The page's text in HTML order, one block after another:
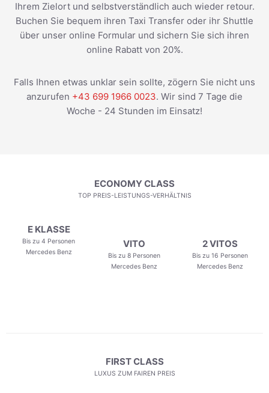
Ihrem Zielort und selbstverständlich auch wieder retour.
Buchen Sie bequem ihren Taxi Transfer oder ihr Shuttle
über unser online Formular und sichern Sie sich ihren
online Rabatt von 20%.
Falls Ihnen etwas unklar sein sollte, zögern Sie nicht uns
anzurufen +43 699 1966 0023. Wir sind 7 Tage die
Woche - 24 Stunden im Einsatz!
ECONOMY CLASS
TOP PREIS-LEISTUNGS-VERHÄLTNIS
E KLASSE
Bis zu 4 Personen
Mercedes Benz
VITO
Bis zu 8 Personen
Mercedes Benz
2 VITOS
Bis zu 16 Personen
Mercedes Benz
FIRST CLASS
LUXUS ZUM FAIREN PREIS